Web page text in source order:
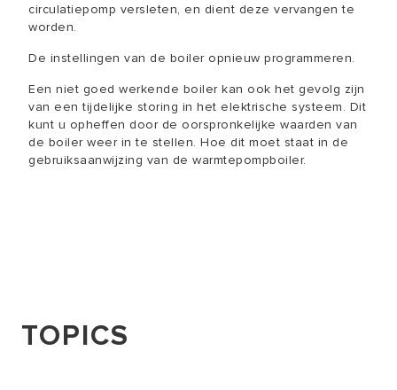
circulatiepomp versleten, en dient deze vervangen te
worden.
De instellingen van de boiler opnieuw programmeren.
Een niet goed werkende boiler kan ook het gevolg zijn
van een tijdelijke storing in het elektrische systeem. Dit
kunt u opheffen door de oorspronkelijke waarden van
de boiler weer in te stellen. Hoe dit moet staat in de
gebruiksaanwijzing van de warmtepompboiler.
TOPICS